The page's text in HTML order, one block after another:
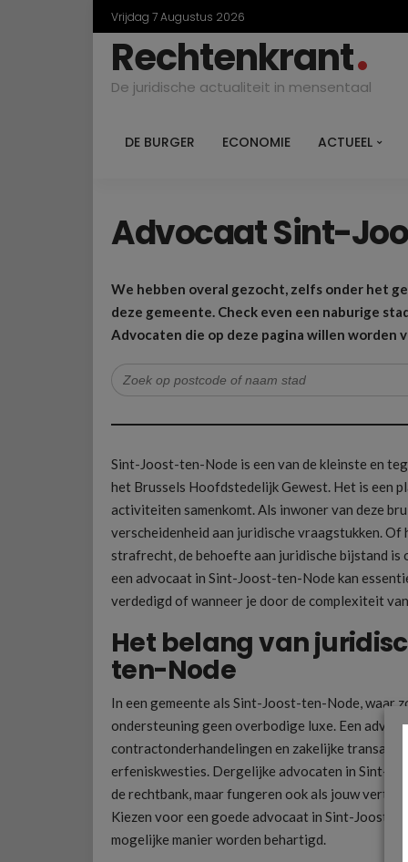
Vrijdag 7 Augustus 2026
Rechtenkrant
De juridische actualiteit in mensentaal
DE BURGER ECONOMIE ACTUEEL
Advocaat Sint-
We hebben overal gezocht, zelfs onder het
deze gemeente. Check even een naburige
Advocaten die op deze pagina willen worden
Zoek
naar:
Sint-Joost-ten-Node is een van de kleinste en
het Brussels Hoofdstedelijk Gewest. Het is een
activiteiten samenkomt. Als inwoner van deze
verscheidenheid aan juridische vraagstukken.
strafrecht, de behoefte aan juridische bijstand
een advocaat in Sint-Joost-ten-Node kan
verdedigd of wanneer je door de complexiteit
Het belang van
ten-Node
In een gemeente als Sint-Joost-ten-Node, waar
ondersteuning geen overbodige luxe. Een
contractonderhandelingen en zakelijke
erfeniskwesties. Dergelijke advocaten in Sint-
de rechtbank, maar fungeren ook als jouw
Kiezen voor een goede advocaat in Sint-Joost-
mogelijke manier worden behartigd.